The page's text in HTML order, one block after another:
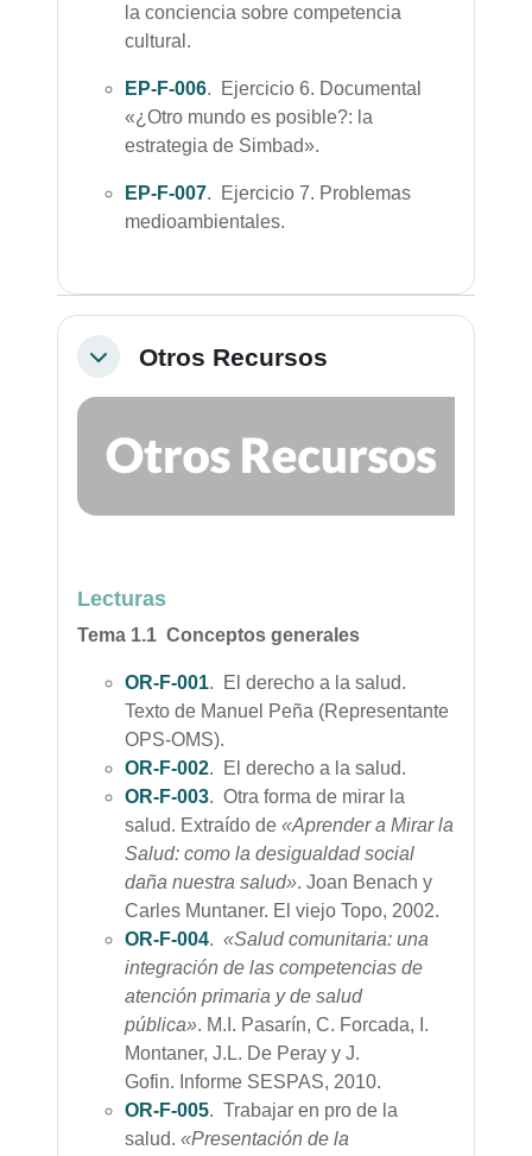
la conciencia sobre competencia
cultural.
EP-F-006. Ejercicio 6. Documental
«¿Otro mundo es posible?: la
estrategia de Simbad».
EP-F-007. Ejercicio 7. Problemas
medioambientales.
ColapsarOtros Recursos
Lecturas
Tema 1.1 Conceptos generales
OR-F-001. El derecho a la salud.
Texto de Manuel Peña (Representante
OPS-OMS).
OR-F-002.
El derecho a la salud.
OR-F-003. Otra forma de mirar la
salud. Extraído de «Aprender a Mirar la
Salud: como la desigualdad social
daña nuestra salud». Joan Benach y
Carles Muntaner. El viejo Topo, 2002.
OR-F-004. «Salud comunitaria: una
integración de las competencias de
atención primaria y de salud
pública». M.I. Pasarín, C. Forcada, I.
Montaner, J.L. De Peray y J.
Gofin. Informe SESPAS, 2010.
OR-F-005. Trabajar en pro de la
salud. «Presentación de la